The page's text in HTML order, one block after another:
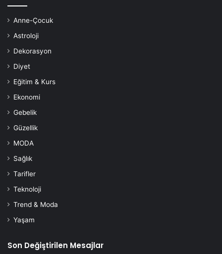
Anne-Çocuk
Astroloji
Dekorasyon
Diyet
Eğitim & Kurs
Ekonomi
Gebelik
Güzellik
MODA
Sağlık
Tarifler
Teknoloji
Trend & Moda
Yaşam
Son Değiştirilen Mesajlar